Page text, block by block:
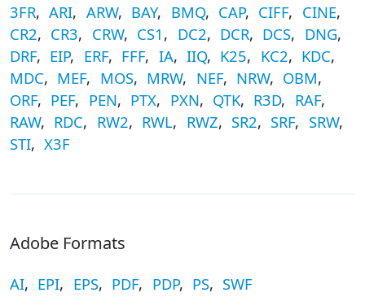
3FR,ARI, ARW, BAY, BMQ, CAP, CIFF, CINE,
CR2, CR3, CRW, CS1 , DC2, DCR, DCS, DNG,
DRF, EIP, ERF, FFF, IA,IIQ, K25, KC2, KDC,
MDC, MEF, MOS, MRW, NEF, NRW, OBM,
ORF, PEF, PEN, PTX, PXN, QTK, R3D, RAF,
RAW, RDC, RW2, RWL, RWZ, SR2, SRF, SRW,
STI,X3F
Adobe Formats
AI, EPI, EPS, PDF, PDP, PS, SWF